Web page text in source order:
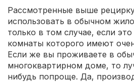
Рассмотренные выше
использовать в обычном
только в том случае, если
комнаты которого имеют
Если же вы проживаете в
многоквартирном доме, то
нибудь попроще. Да,